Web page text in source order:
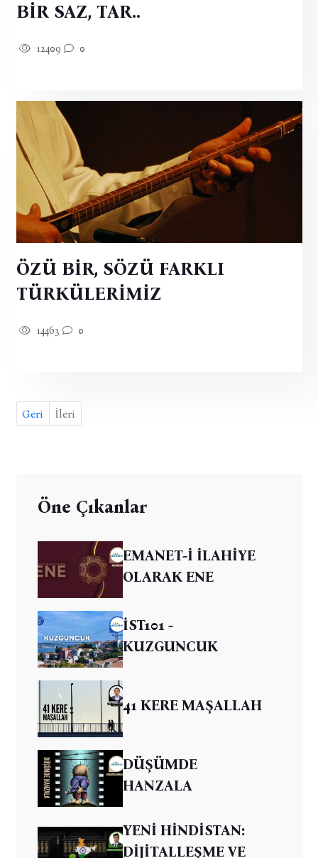
BİR SAZ, TAR..
12409 0
ÖZÜ BİR, SÖZÜ FARKLI
TÜRKÜLERİMİZ
14463 0
Geri İleri
Öne Çıkanlar
EMANET-İ İLAHİYE
OLARAK ENE
İST101 -
KUZGUNCUK
41 KERE MAŞALLAH
DÜŞÜMDE
HANZALA
YENİ HİNDİSTAN:
DİJİTALLEŞME VE